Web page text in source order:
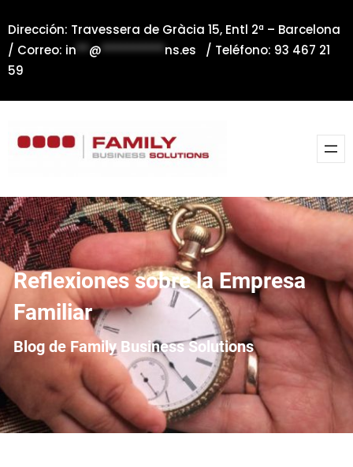
al
contenido
Dirección: Travessera de Gràcia 15, Entl 2ª – Barcelona
/ Correo: in**@**********ns.es / Teléfono: 93 467 21
59
Reflexiones sobre la Empresa
Familiar
Blog de Family Business Solutions